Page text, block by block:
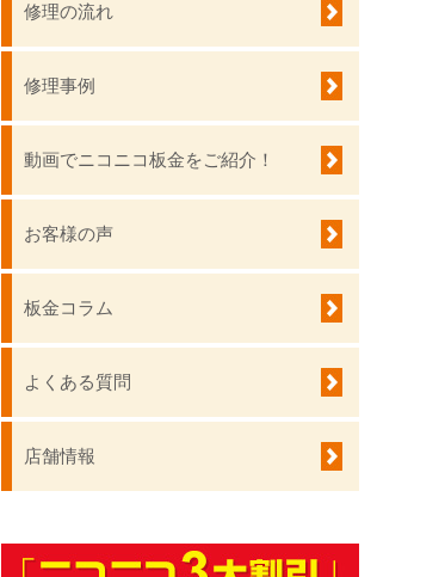
修理の流れ
修理事例
動画でニコニコ板金をご紹介！
お客様の声
板金コラム
よくある質問
店舗情報